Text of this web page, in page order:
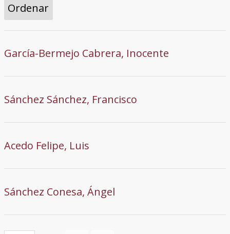
Ordenar
García-Bermejo Cabrera, Inocente
Sánchez Sánchez, Francisco
Acedo Felipe, Luis
Sánchez Conesa, Ángel